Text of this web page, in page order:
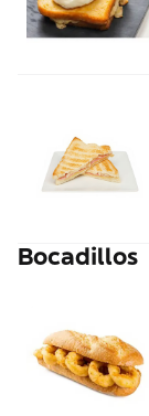
Bocadillos